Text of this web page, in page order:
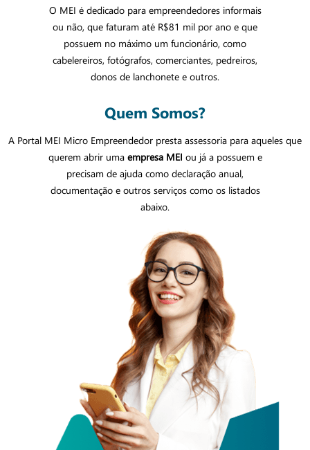
O MEI é dedicado para empreendedores informais
ou não, que faturam até R$81 mil por ano e que
possuem no máximo um funcionário, como
cabelereiros, fotógrafos, comerciantes, pedreiros,
donos de lanchonete e outros.
Quem Somos?
A Portal MEI Micro Empreendedor presta assessoria para aqueles que
querem abrir umaempresa MEI ou já a possuem e
precisam de ajuda como declaração anual,
documentação e outros serviços como os listados
abaixo.